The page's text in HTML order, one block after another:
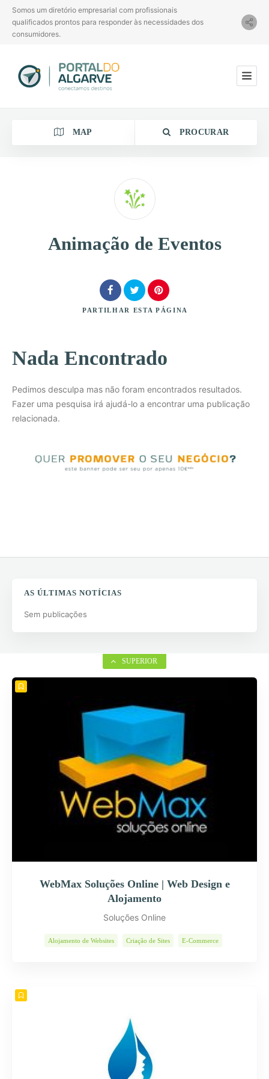
Somos um diretório empresarial com profissionais
qualificados prontos para responder às necessidades dos
consumidores.
MAP PROCURAR
Localização
Procurar
Animação de Eventos
PARTILHAR ESTA PÁGINA
Nada Encontrado
Pedimos desculpa mas não foram encontrados resultados.
Fazer uma pesquisa irá ajudá-lo a encontrar uma publicação
relacionada.
AS ÚLTIMAS NOTÍCIAS
Sem publicações
SUPERIOR
WebMax Soluções Online | Web Design e
Alojamento
Soluções Online
Alojamento de Websites Criação de Sites E-Commerce